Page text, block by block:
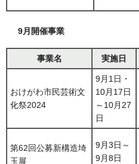
9月開催事業
事業名 実施日
おけがわ市民芸術文
化祭2024
9月1日・
10月17日
～10月27
日
第62回公募新構造埼
玉展
9月3日～
9月8日